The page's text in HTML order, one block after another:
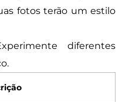
fotos terão um estilo
diferentes